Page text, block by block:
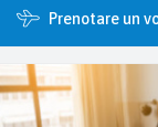
Prenotare un